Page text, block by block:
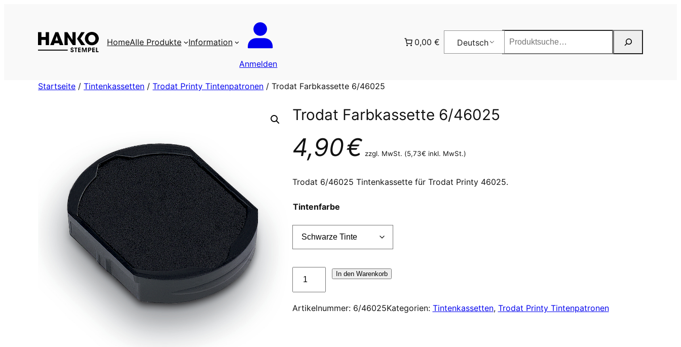
HomeAlle Produkte Information
Anmelden
0,00 € Deutsch
Startseite /Tintenkassetten /Trodat Printy Tintenpatronen / Trodat Farbkassette 6/46025
Trodat Farbkassette 6/46025
4,90€ zzgl. MwSt. (5,73€ inkl. MwSt.)
Trodat 6/46025 Tintenkassette für Trodat Printy 46025.
Tintenfarbe
d'encrage
6/46025
In den Warenkorb
Artikelnummer: 6/46025Kategorien: Tintenkassetten, Trodat Printy Tintenpatronen